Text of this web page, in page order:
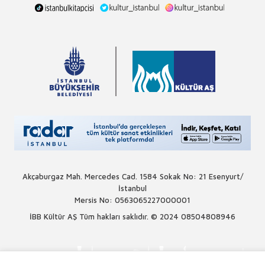
Akçaburgaz Mah. Mercedes Cad. 1584 Sokak No: 21 Esenyurt/
İstanbul
Mersis No: 0563065227000001
İBB Kültür AŞ Tüm hakları saklıdır. © 2024 08504808946